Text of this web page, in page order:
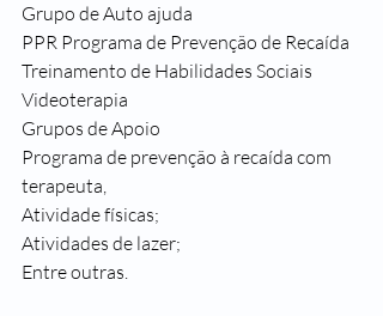
Grupo de Auto ajuda
PPR Programa de Prevenção de Recaída
Treinamento de Habilidades Sociais
Videoterapia
Grupos de Apoio
Programa de prevenção à recaída com
terapeuta,
Atividade físicas;
Atividades de lazer;
Entre outras.